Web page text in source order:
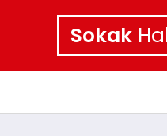
Sokak